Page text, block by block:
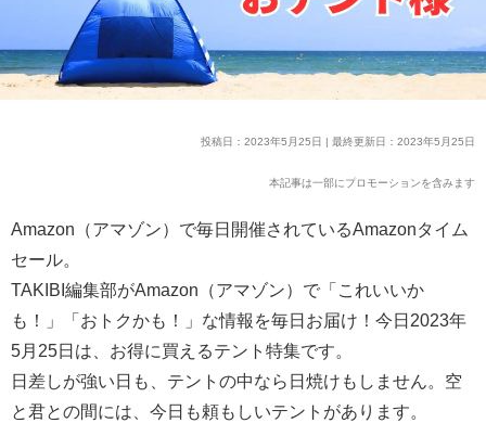
投稿日：2023年5月25日 | 最終更新日：2023年5月25日
本記事は一部にプロモーションを含みます
Amazon（アマゾン）で毎日開催されているAmazonタイム
セール。
TAKIBI編集部がAmazon（アマゾン）で「これいいか
も！」「おトクかも！」な情報を毎日お届け！今日2023年
5月25日は、お得に買えるテント特集です。
日差しが強い日も、テントの中なら日焼けもしません。空
と君との間には、今日も頼もしいテントがあります。